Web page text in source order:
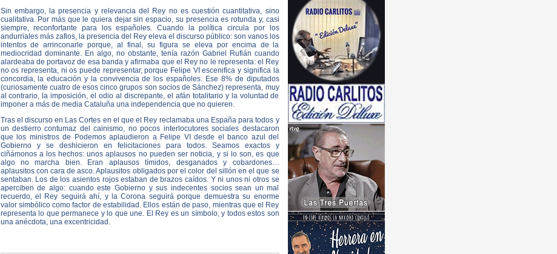
Sin embargo, la presencia y relevancia del Rey no es cuestión cuantitativa, sino
cualitativa. Por más que le quiera dejar sin espacio, su presencia es rotunda y, casi
siempre, reconfortante para los españoles. Cuando la política circula por los
andurriales más zafios, la presencia del Rey eleva el discurso público: son vanos los
intentos de arrinconarle porque, al final, su figura se eleva por encima de la
mediocridad dominante. En algo, no obstante, tenía razón Gabriel Rufián cuando
alardeaba de portavoz de esa banda y afirmaba que el Rey no le representa: el Rey
no os representa, ni os puede representar, porque Felipe VI escenifica y significa la
concordia, la educación y la convivencia de los españoles. Ese 8% de diputados
(curiosamente cuatro de esos cinco grupos son socios de Sánchez) representa, muy
al contrario, la imposición, el odio al discrepante, el afán totalitario y la voluntad de
imponer a más de media Cataluña una independencia que no quieren.
Tras el discurso en Las Cortes en el que el Rey reclamaba una España para todos y
un destierro contumaz del cainismo, no pocos interlocutores sociales destacaron
que los ministros de Podemos aplaudieron a Felipe VI desde el banco azul del
Gobierno y se deshicieron en felicitaciones para todos. Seamos exactos y
ciñámonos a los hechos: unos aplausos no pueden ser noticia, y si lo son, es que
algo no marcha bien. Eran aplausos tímidos, desganados y cobardones…
aplausitos con cara de asco. Aplausitos obligados por el color del sillón en el que se
sentaban. Los de los asientos rojos estaban de brazos caídos. Y ni unos ni otros se
aperciben de algo: cuando este Gobierno y sus indecentes socios sean un mal
recuerdo, el Rey seguirá ahí, y la Corona seguirá porque demuestra su enorme
valor simbólico como factor de estabilidad. Ellos están de paso, mientras que el Rey
representa lo que permanece y lo que une. El Rey es un símbolo, y todos estos son
una anécdota, una excentricidad.